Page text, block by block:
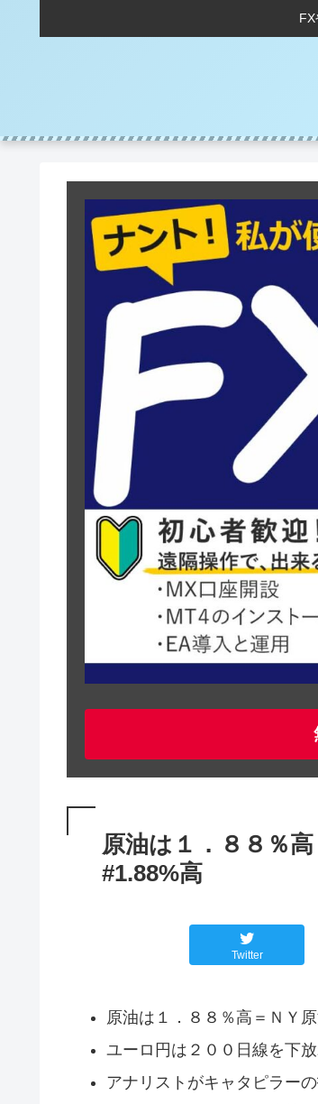
原油は１．８８％
#1.88%高
Twitter
原油は１．８８％高＝ＮＹ
ユーロ円は２００日線を下
アナリストがキャタピラー